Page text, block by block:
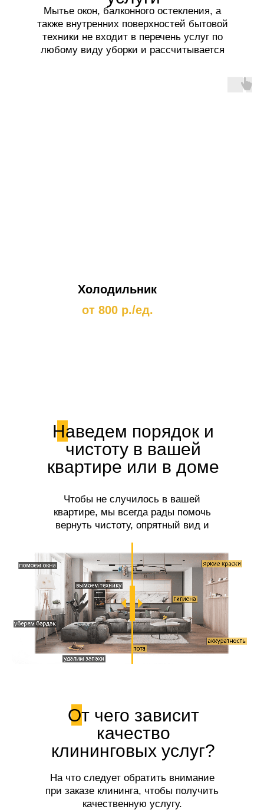
Мытье окон, балконного остекления, а
также внутренних поверхностей бытовой
техники не входит в перечень услуг по
любому виду уборки и рассчитывается
Холодильник
от 800 р./ед.
Наведем порядок и
чистоту в вашей
квартире или в доме
Чтобы не случилось в вашей
квартире, мы всегда рады помочь
вернуть чистоту, опрятный вид и
От чего зависит
качество
клининговых услуг?
На что следует обратить внимание
при заказе клининга, чтобы получить
качественную услугу.